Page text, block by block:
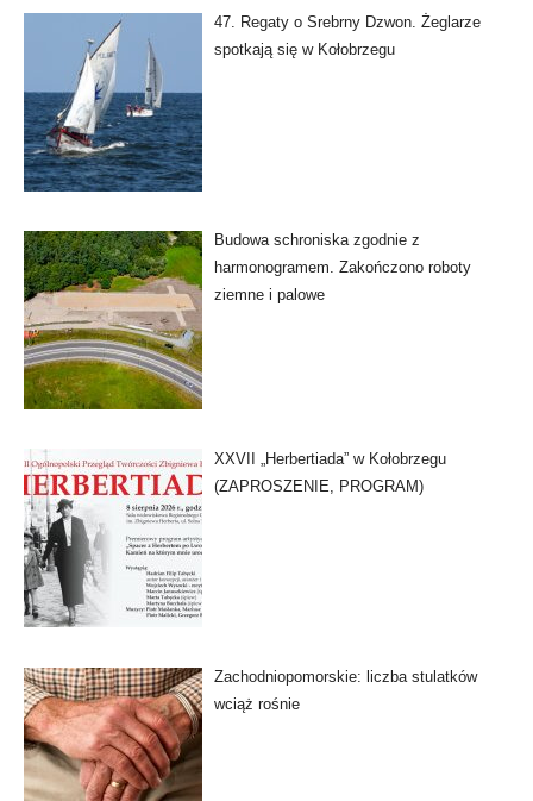
47. Regaty o Srebrny Dzwon. Żeglarze
spotkają się w Kołobrzegu
Budowa schroniska zgodnie z
harmonogramem. Zakończono roboty
ziemne i palowe
XXVII „Herbertiada” w Kołobrzegu
(ZAPROSZENIE, PROGRAM)
Zachodniopomorskie: liczba stulatków
wciąż rośnie